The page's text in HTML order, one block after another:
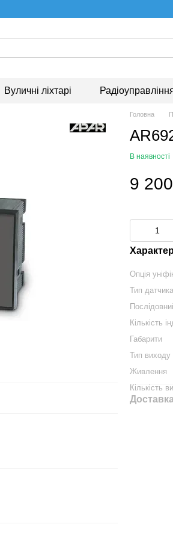
Вуличні ліхтарі
Головна
В наявності
9
Опція
Тип датчика
Кількість
Габарити
Тип виходу
Живлення
Кількість